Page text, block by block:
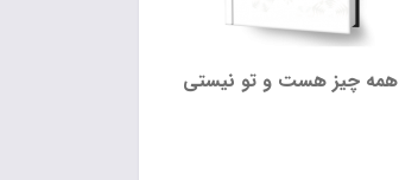
همه‌ چیز هست و تو نیستی